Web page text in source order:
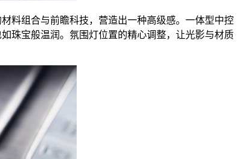
料组合与前瞻科技，营造出一种高级感。一体型中控
珠宝般温润。氛围灯位置的精心调整，让光影与材质